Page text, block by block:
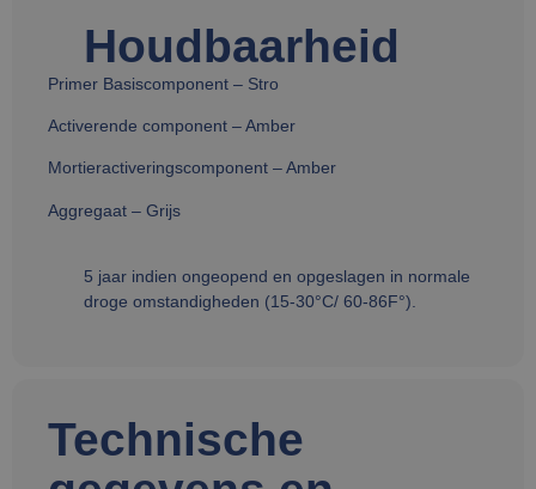
Houdbaarheid
Primer Basiscomponent – Stro
Activerende component – Amber
Mortieractiveringscomponent – Amber
Aggregaat – Grijs
5 jaar indien ongeopend en opgeslagen in normale
droge omstandigheden (15-30°C/ 60-86F°).
Technische